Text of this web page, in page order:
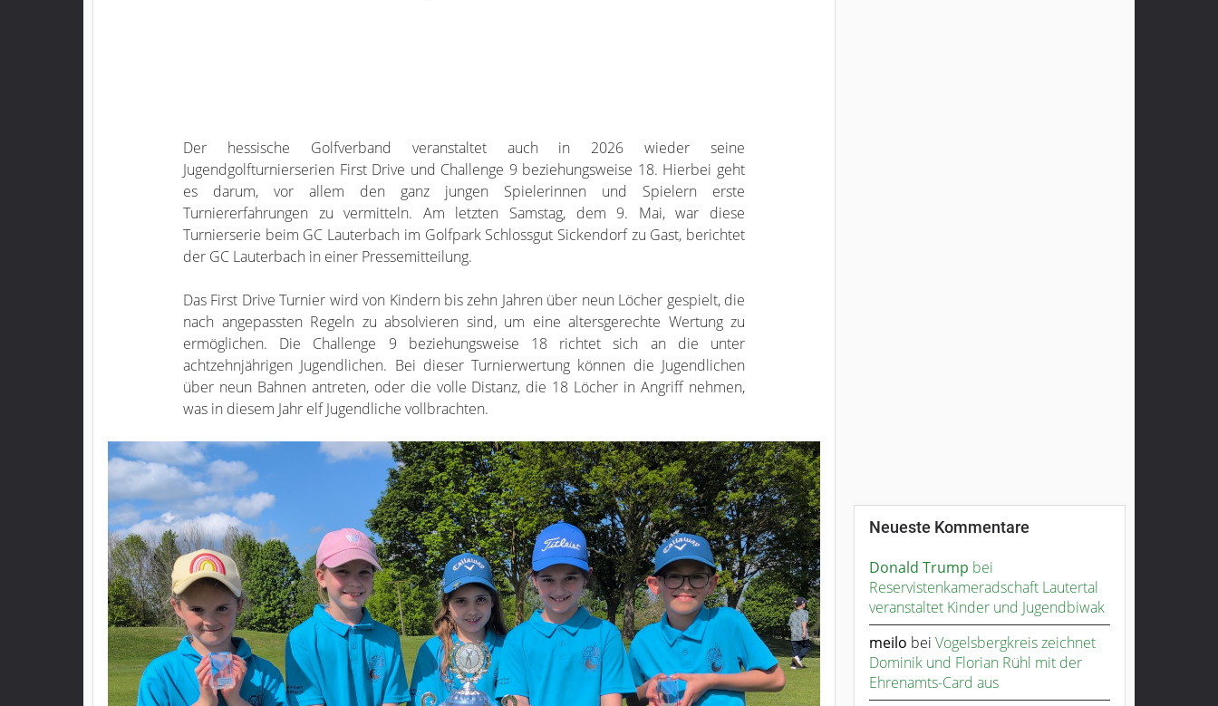
DatenschutzerklärungDer hessische Golfverband veranstaltet auch in 2026 wieder seine
Jugendgolfturnierserien First Drive und Challenge 9 beziehungsweise 18. Hierbei geht
es darum, vor allem den ganz jungen Spielerinnen und Spielern erste
Turniererfahrungen zu vermitteln. Am letzten Samstag, dem 9. Mai, war diese
Turnierserie beim GC Lauterbach im Golfpark Schlossgut Sickendorf zu Gast, berichtet
der GC Lauterbach in einer Pressemitteilung.
Das First Drive Turnier wird von Kindern bis zehn Jahren über neun Löcher gespielt, die
nach angepassten Regeln zu absolvieren sind, um eine altersgerechte Wertung zu
ermöglichen. Die Challenge 9 beziehungsweise 18 richtet sich an die unter
achtzehnjährigen Jugendlichen. Bei dieser Turnierwertung können die Jugendlichen
über neun Bahnen antreten, oder die volle Distanz, die 18 Löcher in Angriff nehmen,
was in diesem Jahr elf Jugendliche vollbrachten.
Neueste Kommentare
Donald Trump bei
Reservistenkameradschaft Lautertal
veranstaltet Kinder und Jugendbiwak
meilo bei Vogelsbergkreis zeichnet
Dominik und Florian Rühl mit der
Ehrenamts-Card aus